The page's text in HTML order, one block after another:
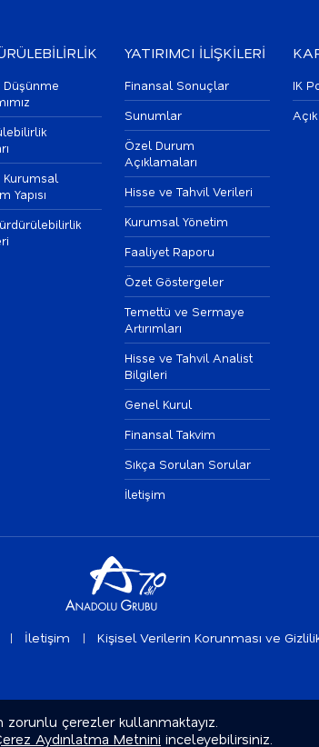
Düşünme
Kurumsal
Yapısı
YATIRIMCI İLİŞKİLERİ
Finansal Sonuçlar
Sunumlar
Özel Durum
Açıklamaları
Hisse ve Tahvil Verileri
Kurumsal Yönetim
Faaliyet Raporu
Özet Göstergeler
Temettü ve Sermaye
Artırımları
Hisse ve Tahvil Analist
Bilgileri
Genel Kurul
Finansal Takvim
Sıkça Sorulan Sorular
İletişim
IK
İletişim Kişisel Verilerin Korunması ve
çerezler kullanmaktayız.
Aydınlatma Metnini inceleyebilirsiniz.